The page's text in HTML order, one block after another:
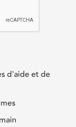
d'aide et de